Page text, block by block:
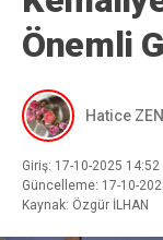
Önemli
Hatice
Giriş: 17-10-2025 14:52
Güncelleme: 17-10-
Kaynak: Özgür İLHAN